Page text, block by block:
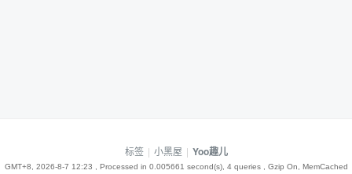
标签 | 小黑屋 | Yoo趣儿
GMT+8, 2026-8-7 12:23 , Processed in 0.005661 second(s), 4 queries , Gzip On, MemCached